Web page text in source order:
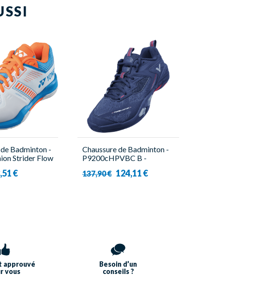
Badminton -
Strider Flow
€
Chaussure de Badminton -
P9200cHPVBC B -
137,90 € 124,11 €
approuvé
vous
Besoin d’un
conseils ?